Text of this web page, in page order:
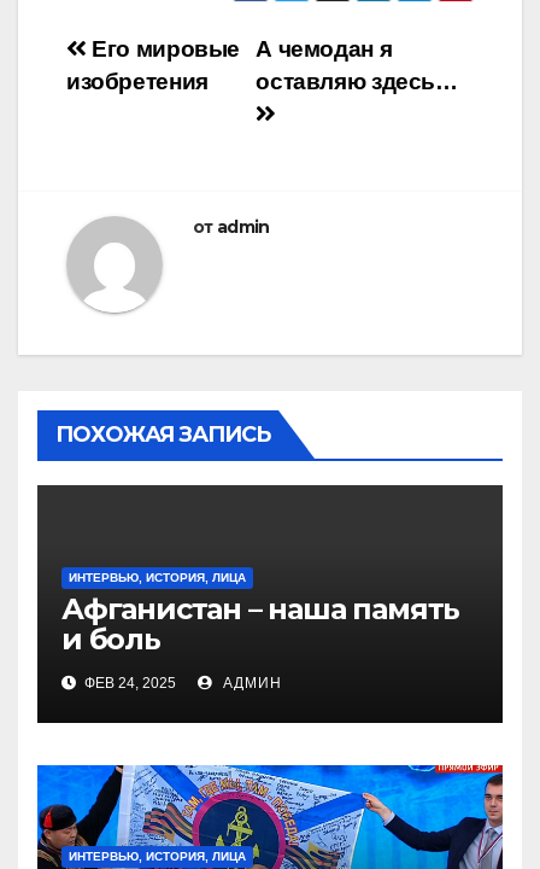
НавигацияА чемодан я
оставляю здесь…
Его мировые
изобретения
от admin
ПОХОЖАЯ ЗАПИСЬ
ИНТЕРВЬЮ, ИСТОРИЯ, ЛИЦА
Афганистан – наша память
и боль
ФЕВ 24, 2025 АДМИН
ИНТЕРВЬЮ, ИСТОРИЯ, ЛИЦА